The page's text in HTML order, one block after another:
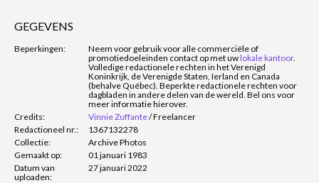
GEGEVENS
Beperkingen:
Neem voor gebruik voor alle commerciële of
promotiedoeleinden contact op met uwlokale kantoor.
Volledige redactionele rechten in het Verenigd
Koninkrijk, de Verenigde Staten, Ierland en Canada
(behalve Québec). Beperkte redactionele rechten voor
dagbladen in andere delen van de wereld. Bel ons voor
meer informatie hierover.
Credits:
Vinnie Zuffante/Freelancer
Redactioneel nr.:
1367132278
Collectie:
Archive Photos
Gemaakt op:
01 januari 1983
Datum van
uploaden:
27 januari 2022